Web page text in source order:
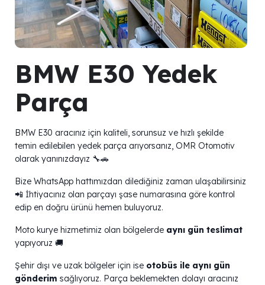
BMW E30 Yedek
Parça
BMW E30 aracınız için kaliteli, sorunsuz ve hızlı şekilde
temin edilebilen yedek parça arıyorsanız, OMR Otomotiv
olarak yanınızdayız 🔧🚗
Bize WhatsApp hattımızdan dilediğiniz zaman ulaşabilirsiniz
📲 İhtiyacınız olan parçayı şase numarasına göre kontrol
edip en doğru ürünü hemen buluyoruz.
Moto kurye hizmetimiz olan bölgelerde aynı gün teslimat
yapıyoruz 🚚
Şehir dışı ve uzak bölgeler için ise otobüs ile aynı gün
gönderim sağlıyoruz. Parça beklemekten dolayı aracınız